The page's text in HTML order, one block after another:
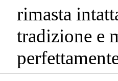
rimasta
tradizione e